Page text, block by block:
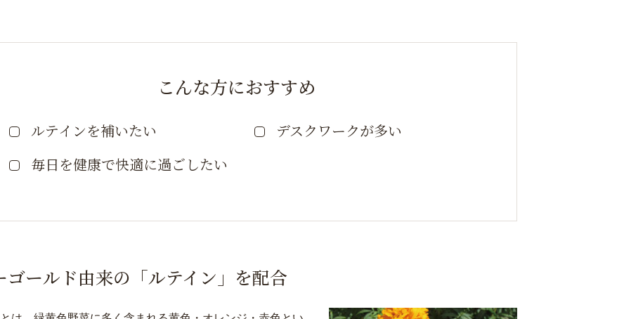
こんな方におすすめ
ルテインを補いたい
デスクワークが多い
毎日を健康で快適に過ごしたい
ゴールド由来の「ルテイン」を配合